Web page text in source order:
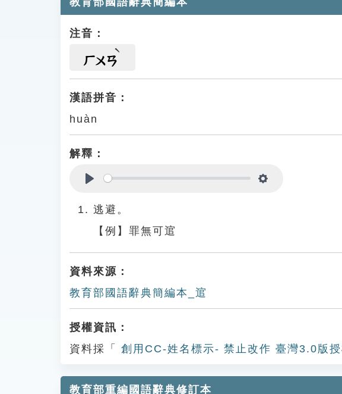
注音：
ㄏㄨㄢ
漢語拼音：
huàn
解釋：
逃避。
【例】罪無可逭
資料來源：
教育部國語辭典簡編本_逭
授權資訊：
資料採「
創用CC-姓名標示- 禁止改作 臺灣3.0版授
教育部重編國語辭典修訂本